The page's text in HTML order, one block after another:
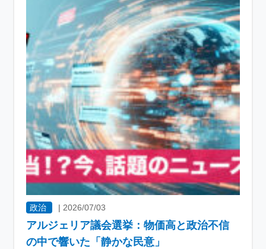
政治 |2026/07/03
アルジェリア議会選挙：物価高と政治不信
の中で響いた「静かな民意」